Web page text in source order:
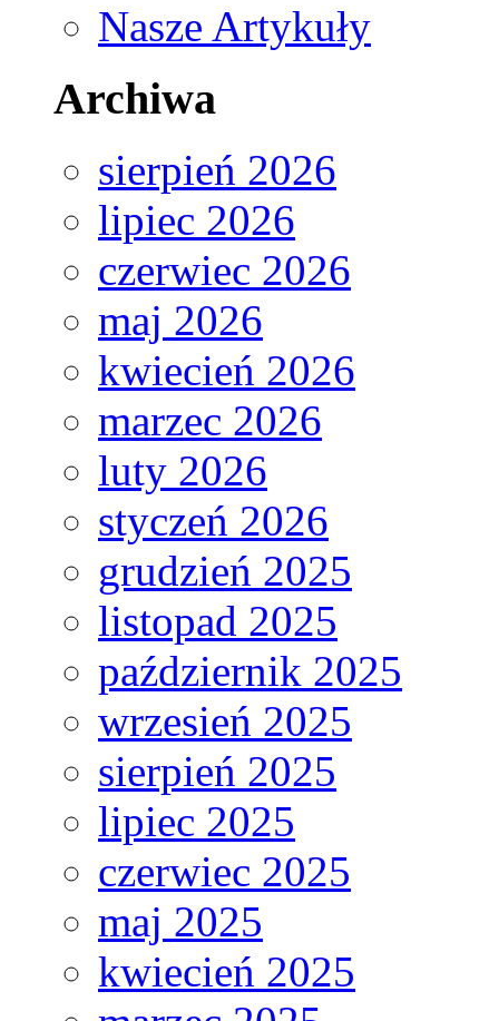
Nasze Artykuły
Archiwa
sierpień 2026
lipiec 2026
czerwiec 2026
maj 2026
kwiecień 2026
marzec 2026
luty 2026
styczeń 2026
grudzień 2025
listopad 2025
październik 2025
wrzesień 2025
sierpień 2025
lipiec 2025
czerwiec 2025
maj 2025
kwiecień 2025